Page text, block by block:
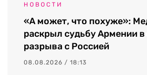
НОВОСТИ
«А может, что похуже»:
раскрыл судьбу Армении в
разрыва с Россией
08.08.2026 / 18:13